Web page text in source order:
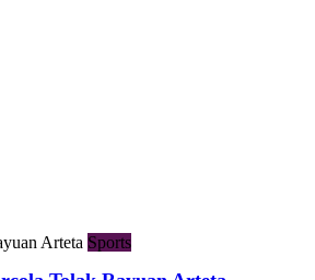
Sports